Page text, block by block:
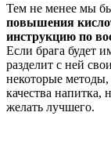
Тем не менее мы
повышения
инструкцию по
Если брага будет
разделит с ней
некоторые
качества напитка,
желать лучшего.